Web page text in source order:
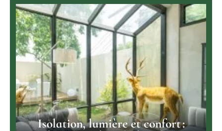
Isolation, lumière et confort :